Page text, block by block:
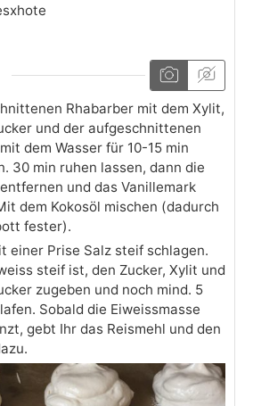
Rhabarber mit dem Xylit,
und der aufgeschnittenen
dem Wasser für 10-15 min
30 min ruhen lassen, dann die
und das Vanillemark
dem Kokosöl mischen (dadurch
fester).
einer Prise Salz steif schlagen.
steif ist, den Zucker, Xylit und
zugeben und noch mind. 5
Sobald die Eiweissmasse
gebt Ihr das Reismehl und den